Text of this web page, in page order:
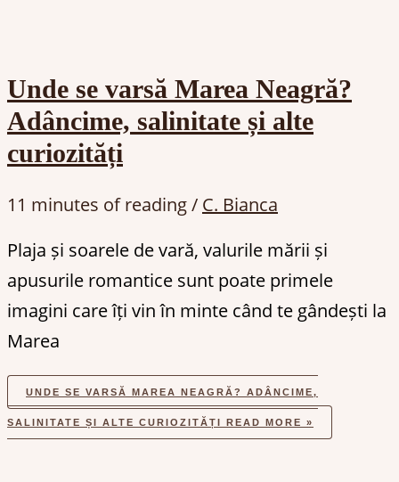
Unde se varsă Marea Neagră?
Adâncime, salinitate și alte
curiozități
11 minutes of reading/ C. Bianca
Plaja și soarele de vară, valurile mării și
apusurile romantice sunt poate primele
imagini care îți vin în minte când te gândești la
Marea
UNDE SE VARSĂ MAREA NEAGRĂ? ADÂNCIME,
SALINITATE ȘI ALTE CURIOZITĂȚI READ MORE »